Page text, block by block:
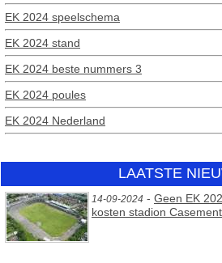
EK 2024 speelschema
EK 2024 stand
EK 2024 beste nummers 3
EK 2024 poules
EK 2024 Nederland
LAATSTE
14-09-2024 - Geen EK
kosten stadion